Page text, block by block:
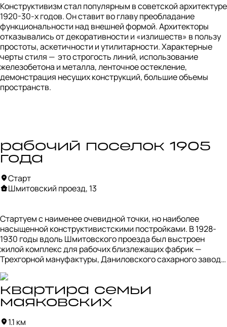
Конструктивизм стал популярным в советской архитектуре
1920-30-х годов. Он ставит во главу преобладание
функциональности над внешней формой. Архитекторы
отказывались от декоративности и «излишеств» в пользу
простоты, аскетичности и утилитарности. Характерные
черты стиля —  это строгость линий, использование
железобетона и металла, ленточное остекление,
демонстрация несущих конструкций, большие объемы
пространств.
рабочий поселок 1905
года
Старт
Шмитовский проезд, 13
Стартуем с наименее очевидной точки, но наиболее
насыщенной конструктивистскими постройками. В 1928-
1930 годы вдоль Шмитовского проезда был выстроен
жилой комплекс для рабочих близлежащих фабрик —
Трехгорной мануфактуры, Даниловского сахарного завода
и других.
Рабочий поселок стал новым для Москвы того времени
типом городской застройки — новые дома приходили на
смену деревянным баракам. Он стал микрорайоном с
детским садом, школой, поликлиникой и универмагом.
квартира семьи
маяковских
1.1 км